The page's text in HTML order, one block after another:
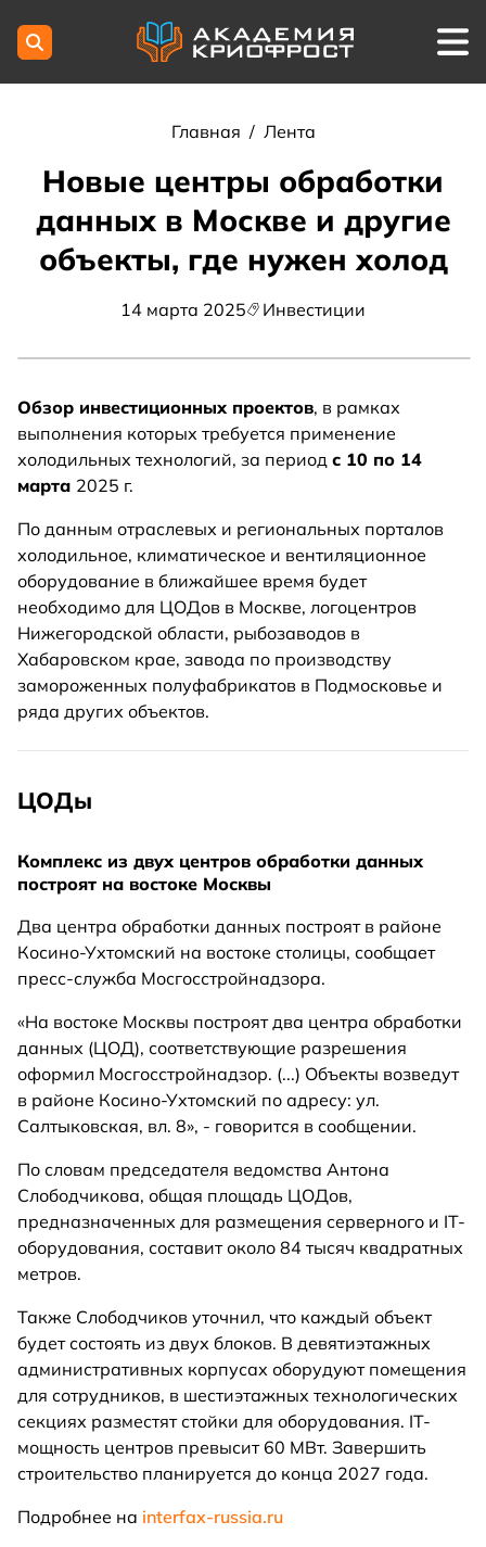
Главная / Лента
Новые центры обработки
данных в Москве и другие
объекты, где нужен холод
14 марта 2025 Инвестиции
Обзор инвестиционных проектов, в рамках
выполнения которых требуется применение
холодильных технологий, за период с 10 по 14
марта 2025 г.
По данным отраслевых и региональных порталов
холодильное, климатическое и вентиляционное
оборудование в ближайшее время будет
необходимо для ЦОДов в Москве, логоцентров
Нижегородской области, рыбозаводов в
Хабаровском крае, завода по производству
замороженных полуфабрикатов в Подмосковье и
ряда других объектов.
ЦОДы
Комплекс из двух центров обработки данных
построят на востоке Москвы
Два центра обработки данных построят в районе
Косино-Ухтомский на востоке столицы, сообщает
пресс-служба Мосгосстройнадзора.
«На востоке Москвы построят два центра обработки
данных (ЦОД), соответствующие разрешения
оформил Мосгосстройнадзор. (...) Объекты возведут
в районе Косино-Ухтомский по адресу: ул.
Салтыковская, вл. 8», - говорится в сообщении.
По словам председателя ведомства Антона
Слободчикова, общая площадь ЦОДов,
предназначенных для размещения серверного и IT-
оборудования, составит около 84 тысяч квадратных
метров.
Также Слободчиков уточнил, что каждый объект
будет состоять из двух блоков. В девятиэтажных
административных корпусах оборудуют помещения
для сотрудников, в шестиэтажных технологических
секциях разместят стойки для оборудования. IТ-
мощность центров превысит 60 МВт. Завершить
строительство планируется до конца 2027 года.
Подробнее на interfax-russia.ru